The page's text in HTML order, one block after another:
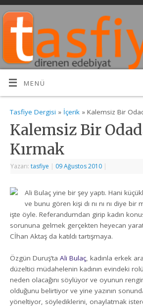
MENÜ
Tasfiye Dergisi » İçerik » Kalemsiz Bir
Kalemsiz Bir
Kırmak
Yazarı:tasfiye | 09 Ağustos 2010 |
Ali Bulaç yine bir şey yaptı. Hani
ve bunu gören kişi dı nı nı nı diye bir
işte öyle. Referandumdan girip kadın
sorununa gelmek gerçekten heyecan
Cİhan Aktaş da katıldı tartışmaya.
Özgün Duruş’taAli Bulaç, kadınla erkek
düzeltici müdahelenin kadının evindeki
neden olacağını söylüyor ve oyunun
olduğunu belirtiyor ve yine yazının
yöneltiyor, söylediklerini, onaylatmak